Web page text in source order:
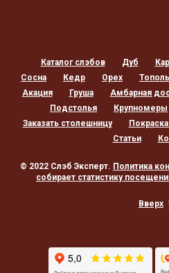
Каталог слэбов Дуб
Сосна
Кедр Орех Тополь
Акация
Груша Амбарная
Подстолья
Крупномеры
Заказать столешницу
Статьи
© 2022 Слэб Эксперт. Политика
собирает статистику
Вверх